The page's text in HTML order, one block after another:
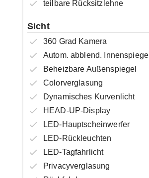
teilbare Rücksitzlehne
Sicht
360 Grad Kamera
Autom. abblend. Innenspiegel
Beheizbare Außenspiegel
Colorverglasung
Dynamisches Kurvenlicht
HEAD-UP-Display
LED-Hauptscheinwerfer
LED-Rückleuchten
LED-Tagfahrlicht
Privacyverglasung